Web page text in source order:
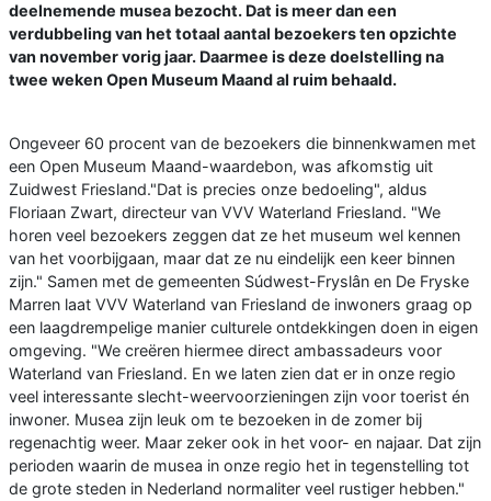
deelnemende musea bezocht. Dat is meer dan een
verdubbeling van het totaal aantal bezoekers ten opzichte
van november vorig jaar. Daarmee is deze doelstelling na
twee weken Open Museum Maand al ruim behaald.
Ongeveer 60 procent van de bezoekers die binnenkwamen met
een Open Museum Maand-waardebon, was afkomstig uit
Zuidwest Friesland."Dat is precies onze bedoeling", aldus
Floriaan Zwart, directeur van VVV Waterland Friesland. "We
horen veel bezoekers zeggen dat ze het museum wel kennen
van het voorbijgaan, maar dat ze nu eindelijk een keer binnen
zijn." Samen met de gemeenten Súdwest-Fryslân en De Fryske
Marren laat VVV Waterland van Friesland de inwoners graag op
een laagdrempelige manier culturele ontdekkingen doen in eigen
omgeving. "We creëren hiermee direct ambassadeurs voor
Waterland van Friesland. En we laten zien dat er in onze regio
veel interessante slecht-weervoorzieningen zijn voor toerist én
inwoner. Musea zijn leuk om te bezoeken in de zomer bij
regenachtig weer. Maar zeker ook in het voor- en najaar. Dat zijn
perioden waarin de musea in onze regio het in tegenstelling tot
de grote steden in Nederland normaliter veel rustiger hebben."